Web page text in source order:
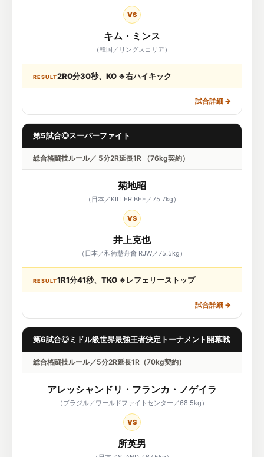
VS
キム・ミンス
（韓国／リングスコリア）
RESULT2R0分30秒、KO ※右ハイキック
試合詳細 →
第5試合◎スーパーファイト
総合格闘技ルール／ 5分2R延長1R （76kg契約）
菊地昭
（日本／KILLER BEE／75.7kg）
VS
井上克也
（日本／和術慧舟會 RJW／75.5kg）
RESULT1R1分41秒、TKO ※レフェリーストップ
試合詳細 →
第6試合◎ミドル級世界最強王者決定トーナメント開幕戦
総合格闘技ルール／5分2R延長1R（70kg契約）
アレッシャンドリ・フランカ・ノゲイラ
（ブラジル／ワールドファイトセンター／68.5kg）
VS
所英男